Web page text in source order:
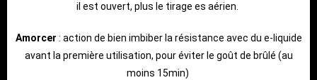
il est ouvert, plus le tirage es aérien.
Amorcer : action de bien imbiber la résistance avec du e-liquide
avant la première utilisation, pour éviter le goût de brûlé (au
moins 15min)